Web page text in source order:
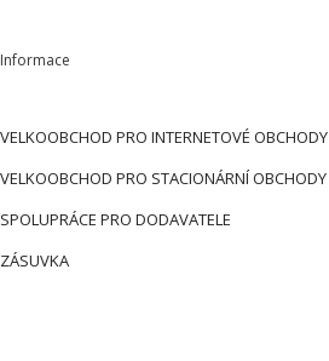
Informace
VELKOOBCHOD PRO INTERNETOVÉ OBCHODY
VELKOOBCHOD PRO STACIONÁRNÍ OBCHODY
SPOLUPRÁCE PRO DODAVATELE
ZÁSUVKA